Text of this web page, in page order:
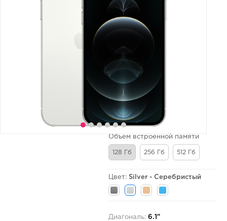
Объем встроенной памяти
128 Гб 256 Гб 512 Гб
Цвет: Silver - Серебристый
Диагональ: 6.1"